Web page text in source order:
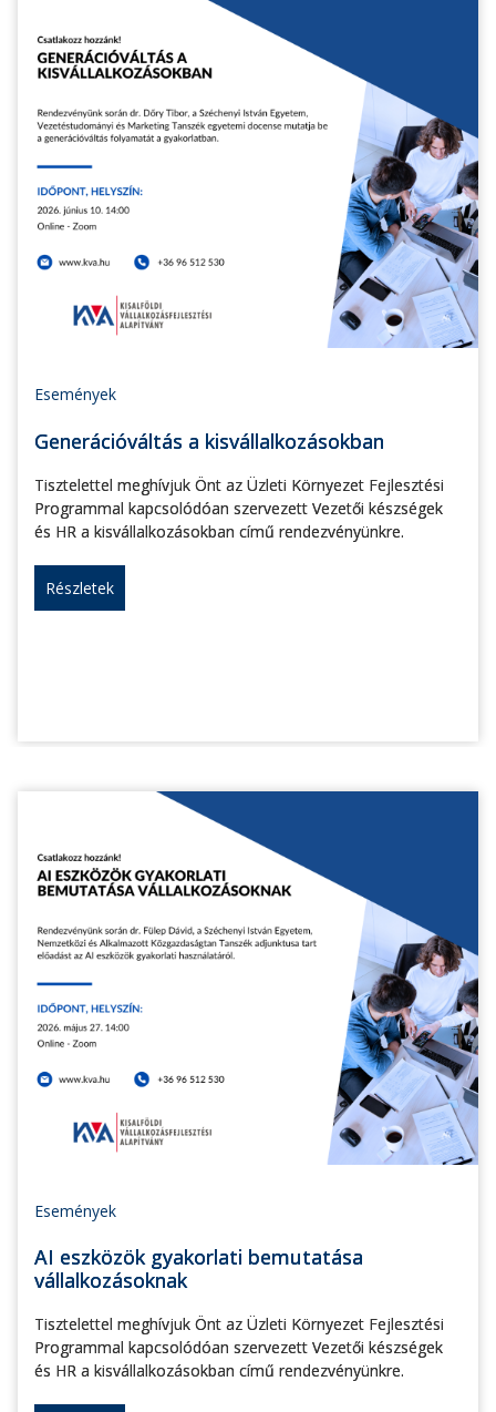
Események
Generációváltás a kisvállalkozásokban
Tisztelettel meghívjuk Önt az Üzleti Környezet Fejlesztési
Programmal kapcsolódóan szervezett Vezetői készségek
és HR a kisvállalkozásokban című rendezvényünkre.
Részletek
Események
AI eszközök gyakorlati bemutatása
vállalkozásoknak
Tisztelettel meghívjuk Önt az Üzleti Környezet Fejlesztési
Programmal kapcsolódóan szervezett Vezetői készségek
és HR a kisvállalkozásokban című rendezvényünkre.